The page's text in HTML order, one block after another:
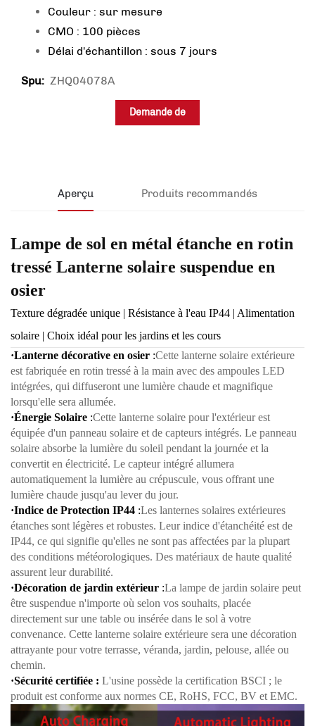
Couleur : sur mesure
CMO : 100 pièces
Délai d'échantillon : sous 7 jours
Spu: ZHQ04078A
Demande de
Aperçu Produits recommandés
Lampe de sol en métal étanche en rotin
tressé Lanterne solaire suspendue en
osier
Texture dégradée unique | Résistance à l'eau IP44 | Alimentation
solaire | Choix idéal pour les jardins et les cours
·Lanterne décorative en osier :Cette lanterne solaire extérieure
est fabriquée en rotin tressé à la main avec des ampoules LED
intégrées, qui diffuseront une lumière chaude et magnifique
lorsqu'elle sera allumée.
·Énergie Solaire :Cette lanterne solaire pour l'extérieur est
équipée d'un panneau solaire et de capteurs intégrés. Le panneau
solaire absorbe la lumière du soleil pendant la journée et la
convertit en électricité. Le capteur intégré allumera
automatiquement la lumière au crépuscule, vous offrant une
lumière chaude jusqu'au lever du jour.
·Indice de Protection IP44 :Les lanternes solaires extérieures
étanches sont légères et robustes. Leur indice d'étanchéité est de
IP44, ce qui signifie qu'elles ne sont pas affectées par la plupart
des conditions météorologiques. Des matériaux de haute qualité
assurent leur durabilité.
·Décoration de jardin extérieur :La lampe de jardin solaire peut
être suspendue n'importe où selon vos souhaits, placée
directement sur une table ou insérée dans le sol à votre
convenance. Cette lanterne solaire extérieure sera une décoration
attrayante pour votre terrasse, véranda, jardin, pelouse, allée ou
chemin.
·Sécurité certifiée : L'usine possède la certification BSCI ; le
produit est conforme aux normes CE, RoHS, FCC, BV et EMC.